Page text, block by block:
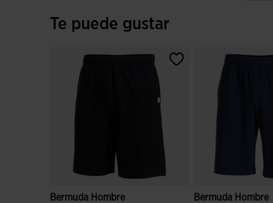
Te puede gustar
Bermuda Hombre
Bermuda Hombre